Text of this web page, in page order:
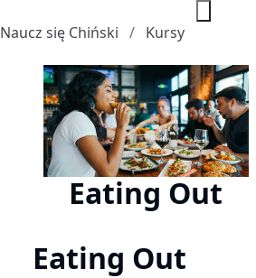
Naucz się Chiński Kursy
Eating Out
Eating Out